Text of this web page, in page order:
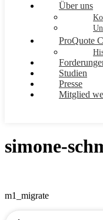
Über uns
ProQuote
Studien
Presse
Mitglied
simone-
m1_migrate